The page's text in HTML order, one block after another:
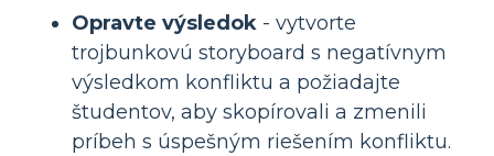
Opravte výsledok - vytvorte
trojbunkovú storyboard s negatívnym
výsledkom konfliktu a požiadajte
študentov, aby skopírovali a zmenili
príbeh s úspešným riešením konfliktu.